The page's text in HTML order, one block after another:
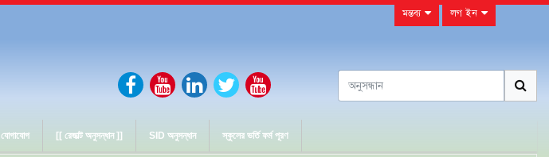
মন্তব্য লগ ইন
যোগাযোগ [[ রেজাল্ট অনুসন্ধান ]] SID অনুসন্ধান স্কুলের ভর্তি ফর্ম পূরণ